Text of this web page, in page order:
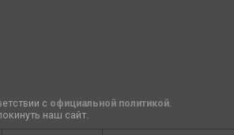
с официальной политикой.
наш сайт.